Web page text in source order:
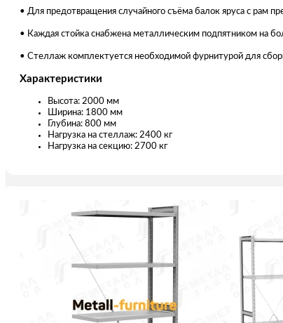
• Для предотвращения случайного съёма балок яруса с рам
• Каждая стойка снабжена металлическим подпятником на
• Стеллаж комплектуется необходимой фурнитурой для
Характеристики
Высота: 2000 мм
Ширина: 1800 мм
Глубина: 800 мм
Нагрузка на стеллаж: 2400 кг
Нагрузка на секцию: 2700 кг